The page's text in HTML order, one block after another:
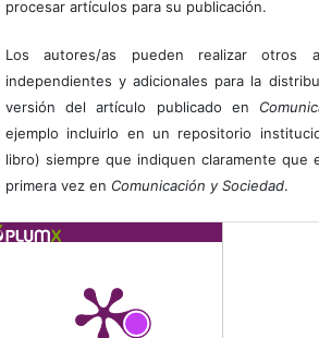
procesar artículos para su publicación.
Los autores/as pueden realizar otros
independientes y adicionales para la
versión del artículo publicado en
ejemplo incluirlo en un repositorio
libro) siempre que indiquen claramente que
primera vez en Comunicación y Sociedad.